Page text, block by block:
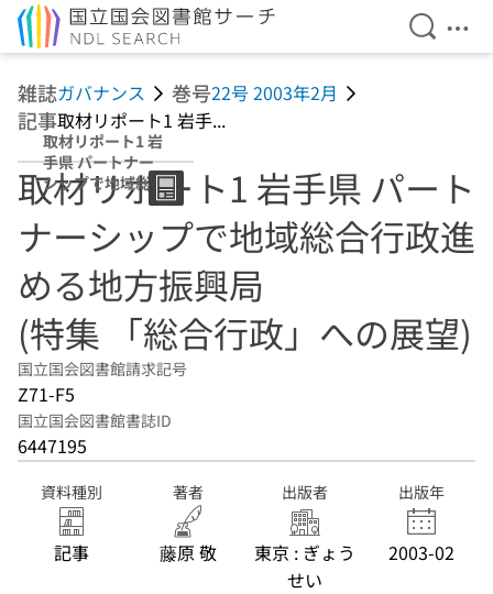
検索を
メ
雑誌ガバナンス 巻号22号 2003年2月
記事取材リポート1 岩手...
取材リポート1 岩
手県 パートナー
シップで地域総合
行政進める地方振
興局 (特集 「総合
行政」への展望)
取材リポート1 岩手県 パート
ナーシップで地域総合行政進
める地方振興局
(特集 「総合行政」への展望)
国立国会図書館請求記号
Z71-F5
国立国会図書館書誌ID
6447195
資料種別
記事
著者
藤原 敬
出版者
東京 : ぎょう
せい
出版年
2003-02